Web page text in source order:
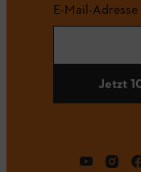
E-Mail-Adresse
Jetzt